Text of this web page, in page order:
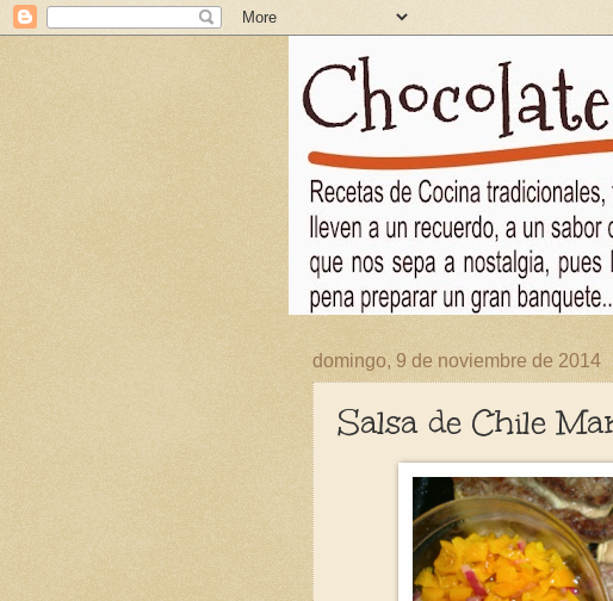
domingo, 9 de noviembre de 2014
Salsa de Chile